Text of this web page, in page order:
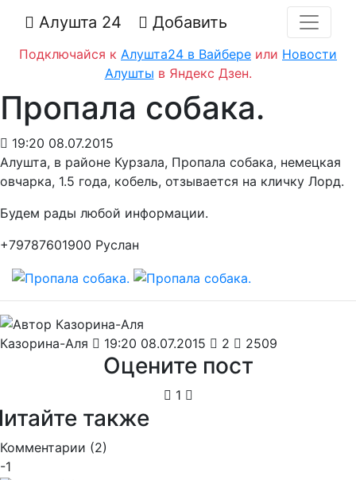
Алушта 24 Добавить
Подключайся к Алушта24 в Вайбере или Новости
Алушты в Яндекс Дзен.
Пропала собака.
19:20 08.07.2015
Алушта, в районе Курзала, Пропала собака, немецкая
овчарка, 1.5 года, кобель, отзывается на кличку Лорд.
Будем рады любой информации.
+79787601900 Руслан
Казорина-Аля 19:20 08.07.2015 2 2509
Оцените пост
1
также
Комментарии (2)
-1